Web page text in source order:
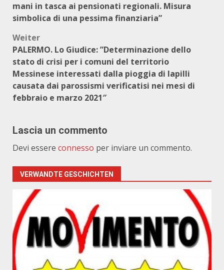
mani in tasca ai pensionati regionali. Misura
simbolica di una pessima finanziaria”
Weiter
PALERMO. Lo Giudice: ”Determinazione dello
stato di crisi per i comuni del territorio
Messinese interessati dalla pioggia di lapilli
causata dai parossismi verificatisi nei mesi di
febbraio e marzo 2021″
Lascia un commento
Devi essere connesso per inviare un commento.
VERWANDTE GESCHICHTEN